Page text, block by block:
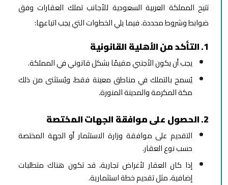
تتيح المملكة العربية السعودية للأجانب تملك العقارات وفق
ضوابط وشروط محددة. فيما يلي الخطوات التي يجب اتباعها:
1. التأكد من الأهلية القانونية
يجب أن يكون الأجنبي مقيمًا بشكل قانوني في المملكة.
يُسمح بالتملك في مناطق معينة فقط، ويُستثنى من ذلك
مكة المكرمة والمدينة المنورة.
2. الحصول على موافقة الجهات المختصة
التقديم على موافقة وزارة الاستثمار أو الجهة المختصة
حسب نوع العقار.
إذا كان العقار لأغراض تجارية، قد تكون هناك متطلبات
إضافية، مثل تقديم خطة استثمارية.